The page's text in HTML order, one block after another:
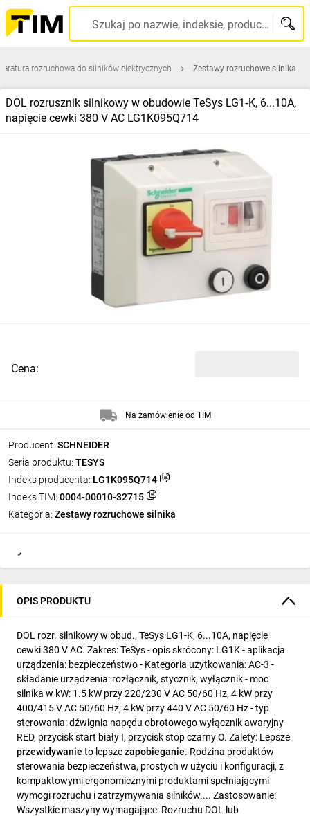
Szukaj po nazwie, indeksie, producencie, kodzie kreskowym...
rozruchowa do silników elektrycznych Zestawy rozruchowe silnika
DOL rozrusznik silnikowy w obudowie TeSys LG1‑K, 6...10A,
napięcie cewki 380 V AC LG1K095Q714
Producent: SCHNEIDER
Seria produktu: TESYS
Indeks producenta: LG1K095Q714
Indeks TIM: 0004-00010-32715
Kategoria: Zestawy rozruchowe silnika
Cena:
Na zamówienie od TIM
OPIS PRODUKTU
DOL rozr. silnikowy w obud., TeSys LG1-K, 6...10A, napięcie
cewki 380 V AC. Zakres: TeSys - opis skrócony: LG1K - aplikacja
urządzenia: bezpieczeństwo - Kategoria użytkowania: AC-3 -
składanie urządzenia: rozłącznik, stycznik, wyłącznik - moc
silnika w kW: 1.5 kW przy 220/230 V AC 50/60 Hz, 4 kW przy
400/415 V AC 50/60 Hz, 4 kW przy 440 V AC 50/60 Hz - typ
sterowania: dźwignia napędu obrotowego wyłącznik awaryjny
RED, przycisk start biały I, przycisk stop czarny O. Zalety: Lepsze
przewidywanie to lepszezapobieganie. Rodzina produktów
sterowania bezpieczeństwa, prostych w użyciu i konfiguracji, z
kompaktowymi ergonomicznymi produktami spełniającymi
wymogi rozruchu i zatrzymywania silników.... Zastosowanie:
Wszystkie maszyny wymagające: Rozruchu DOL lub